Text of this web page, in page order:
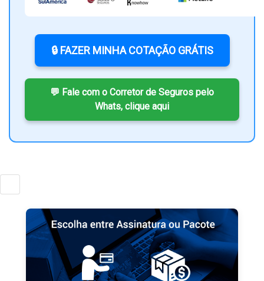
🔒 FAZER MINHA COTAÇÃO GRÁTIS
💬 Fale com o Corretor de Seguros pelo
Whats, clique aqui